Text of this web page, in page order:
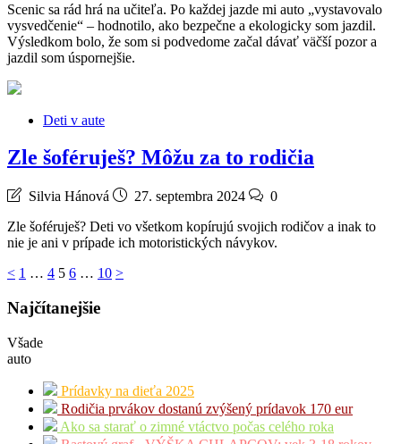
Scenic sa rád hrá na učiteľa. Po každej jazde mi auto „vystavovalo
vysvedčenie“ – hodnotilo, ako bezpečne a ekologicky som jazdil.
Výsledkom bolo, že som si podvedome začal dávať väčší pozor a
jazdil som úspornejšie.
Deti v aute
Zle šoféruješ? Môžu za to rodičia
Silvia Hánová 27. septembra 2024
0
Zle šoféruješ? Deti vo všetkom kopírujú svojich rodičov a inak to
nie je ani v prípade ich motoristických návykov.
Stránkovanie
príspevkov
< 1 … 4 5 6 … 10 >
Najčítanejšie
Všade
auto
Prídavky na dieťa 2025
Rodičia prvákov dostanú zvýšený prídavok 170 eur
Ako sa starať o zimné vtáctvo počas celého roka